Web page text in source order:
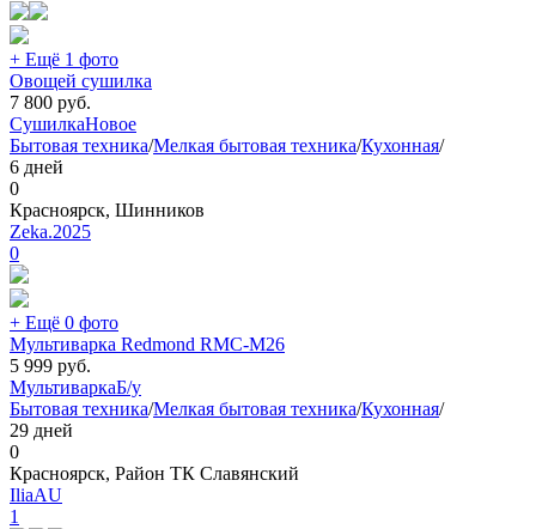
+ Ещё 1 фото
Овощей сушилка
7 800 руб.
СушилкаНовое
Бытовая техника/Мелкая бытовая техника/Кухонная/
6 дней
0
Красноярск, Шинников
Zeka.2025
0
+ Ещё 0 фото
Мультиварка Redmond RMC-M26
5 999 руб.
МультиваркаБ/у
Бытовая техника/Мелкая бытовая техника/Кухонная/
29 дней
0
Красноярск, Район ТК Славянский
IliaAU
1